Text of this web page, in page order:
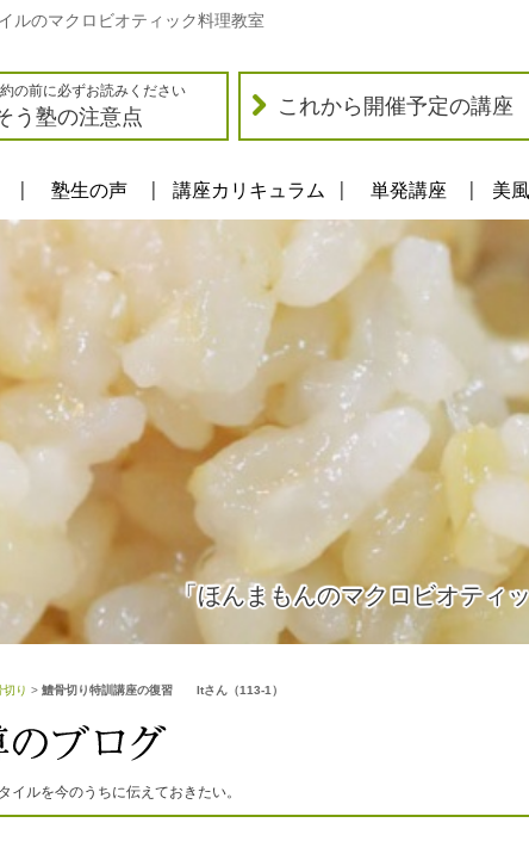
ルのマクロビオティック料理教室
の前に必ずお読みください
う塾の注意点 これから開催予定の講座
塾生の声 講座カリキュラム 単発講座 美
「ほんまもんのマクロビオティ
り > 鱧骨切り特訓講座の復習 Itさん（113-1）
ルを今のうちに伝えておきたい。